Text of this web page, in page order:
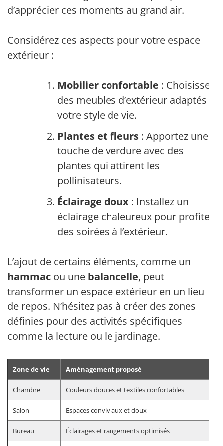
d’apprécier ces moments au grand air.
Considérez ces aspects pour votre espace
extérieur :
Mobilier confortable : Choisissez
des meubles d’extérieur adaptés à
votre style de vie.
Plantes et fleurs : Apportez une
touche de verdure avec des
plantes qui attirent les
pollinisateurs.
Éclairage doux : Installez un
éclairage chaleureux pour profiter
des soirées à l’extérieur.
L’ajout de certains éléments, comme un
hammac ou une balancelle, peut
transformer un espace extérieur en un lieu
de repos. N’hésitez pas à créer des zones
définies pour des activités spécifiques
comme la lecture ou le jardinage.
Zone de vie Aménagement proposé
Chambre Couleurs douces et textiles confortables
Salon Espaces conviviaux et doux
Bureau Éclairages et rangements optimisés